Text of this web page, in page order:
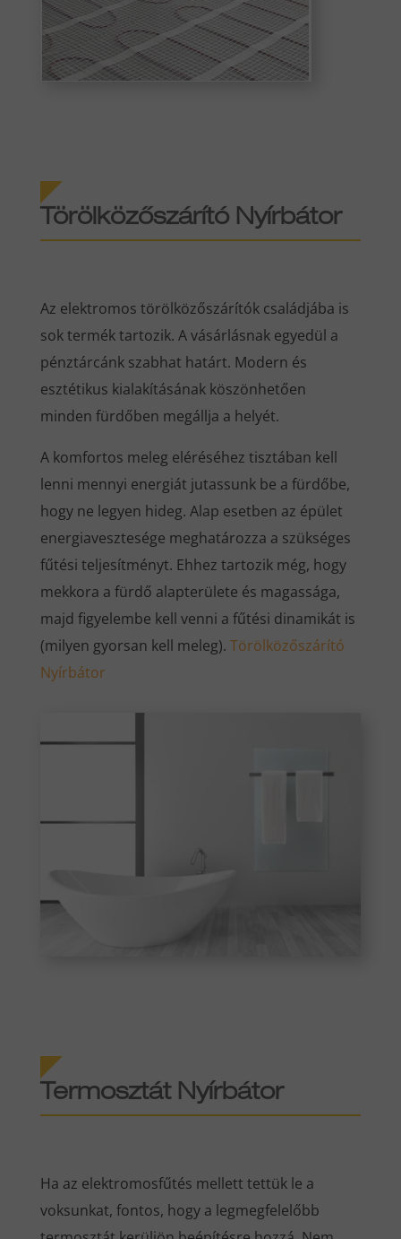
Törölközőszárító Nyírbátor
Az elektromos törölközőszárítók családjába is
sok termék tartozik. A vásárlásnak egyedül a
pénztárcánk szabhat határt. Modern és
esztétikus kialakításának köszönhetően
minden fürdőben megállja a helyét.
A komfortos meleg eléréséhez tisztában kell
lenni mennyi energiát jutassunk be a fürdőbe,
hogy ne legyen hideg. Alap esetben az épület
energiavesztesége meghatározza a szükséges
fűtési teljesítményt. Ehhez tartozik még, hogy
mekkora a fürdő alapterülete és magassága,
majd figyelembe kell venni a fűtési dinamikát is
(milyen gyorsan kell meleg). Törölközőszárító
Nyírbátor
Termosztát Nyírbátor
Ha az elektromosfűtés mellett tettük le a
voksunkat, fontos, hogy a legmegfelelőbb